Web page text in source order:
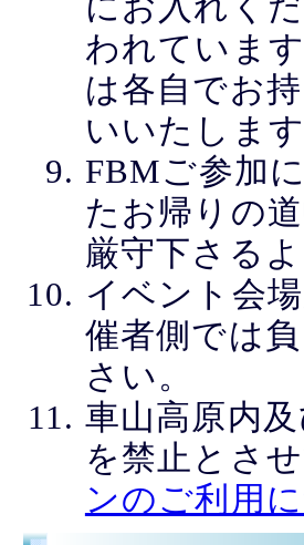
われていま
は各自でお
いいたしま
FBMご参加
たお帰りの
厳守下さる
イベント会
催者側では
さい。
車山高原内
を禁止とさ
ンのご利用